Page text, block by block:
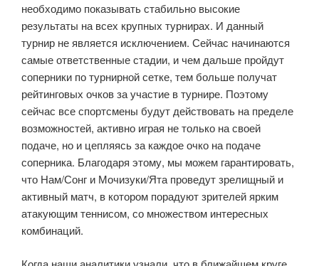
необходимо показывать стабильно высокие
результаты на всех крупных турнирах. И данный
турнир не является исключением. Сейчас начинаются
самые ответственные стадии, и чем дальше пройдут
соперники по турнирной сетке, тем больше получат
рейтинговых очков за участие в турнире. Поэтому
сейчас все спортсмены будут действовать на пределе
возможностей, активно играя не только на своей
подаче, но и цепляясь за каждое очко на подаче
соперника. Благодаря этому, мы можем гарантировать,
что Нам/Сонг и Мочизуки/Ята проведут зрелищный и
активный матч, в котором порадуют зрителей ярким
атакующим теннисом, со множеством интересных
комбинаций.